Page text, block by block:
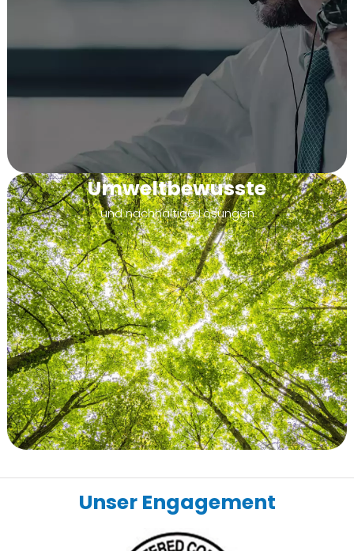
Umweltbewusste
und nachhaltige Lösungen
Unser Engagement